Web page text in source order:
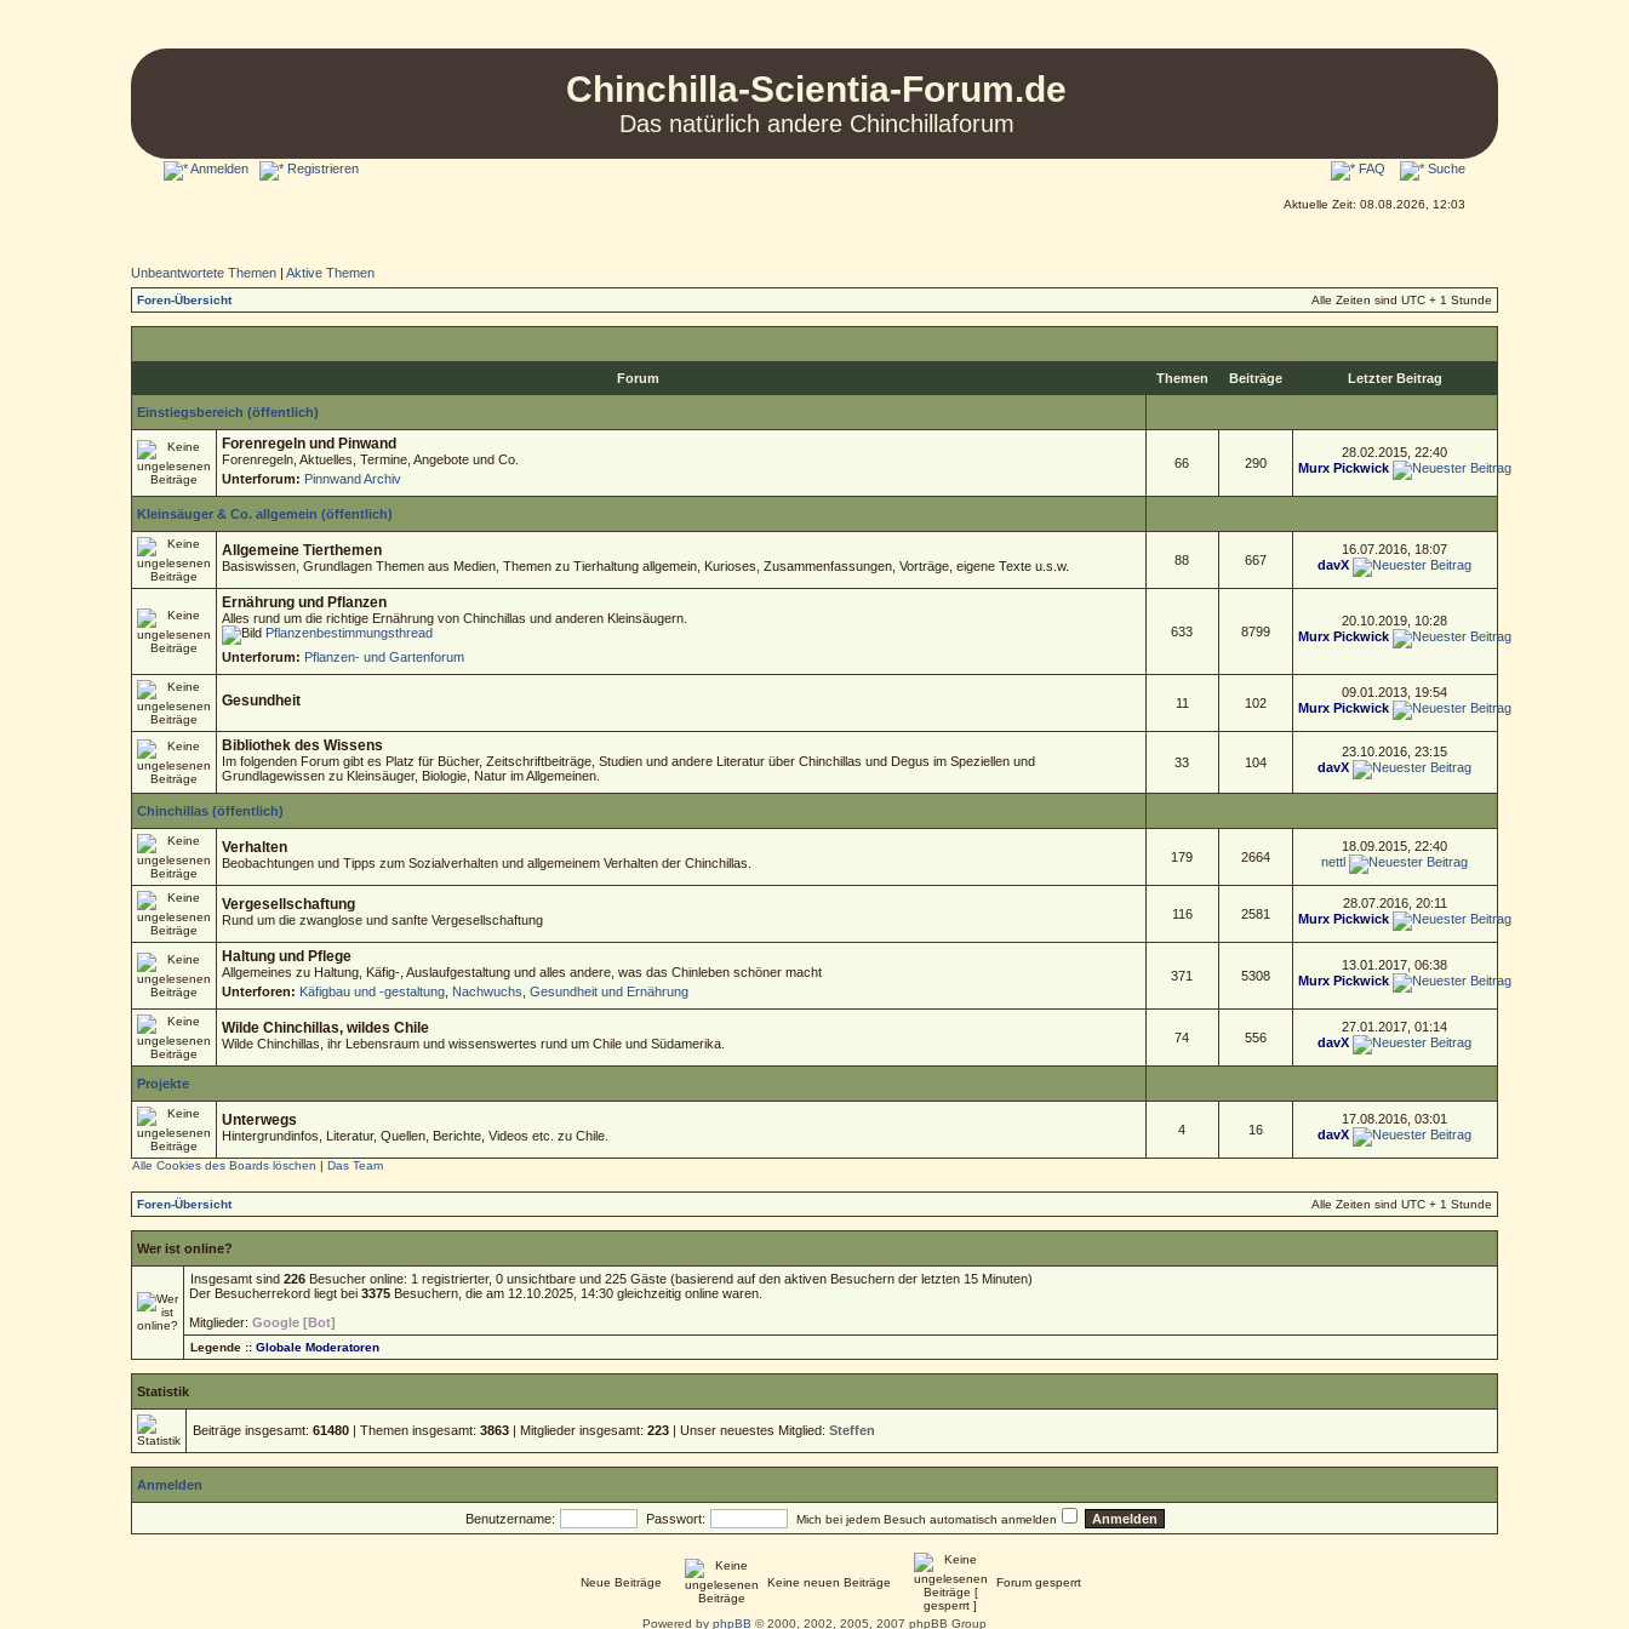
Chinchilla-Scientia-Forum.de
Das natürlich andere Chinchillaforum
Anmelden Registrieren FAQ Suche
Aktuelle Zeit: 08.08.2026, 12:03
Unbeantwortete Themen| Aktive Themen
Foren-Übersicht Alle Zeiten sind UTC + 1 Stunde
Forum Themen Beiträge Letzter Beitrag
Einstiegsbereich (öffentlich)
Forenregeln und Pinwand
Forenregeln, Aktuelles, Termine, Angebote und Co.
Unterforum: Pinnwand Archiv
66 290
28.02.2015, 22:40
Murx Pickwick
Kleinsäuger & Co. allgemein (öffentlich)
Allgemeine Tierthemen
Basiswissen, Grundlagen Themen aus Medien, Themen zu Tierhaltung allgemein, Kurioses, Zusammenfassungen, Vorträge, eigene Texte u.s.w. 88 667
16.07.2016, 18:07
davX
Ernährung und Pflanzen
Alles rund um die richtige Ernährung von Chinchillas und anderen Kleinsäugern.
Pflanzenbestimmungsthread
Unterforum: Pflanzen- und Gartenforum
633 8799
20.10.2019, 10:28
Murx Pickwick
Gesundheit 11 102
09.01.2013, 19:54
Murx Pickwick
Bibliothek des Wissens
Im folgenden Forum gibt es Platz für Bücher, Zeitschriftbeiträge, Studien und andere Literatur über Chinchillas und Degus im Speziellen und
Grundlagewissen zu Kleinsäuger, Biologie, Natur im Allgemeinen.
33 104
23.10.2016, 23:15
davX
Chinchillas (öffentlich)
Verhalten
Beobachtungen und Tipps zum Sozialverhalten und allgemeinem Verhalten der Chinchillas. 179 2664
18.09.2015, 22:40
nettl
Vergesellschaftung
Rund um die zwanglose und sanfte Vergesellschaftung 116 2581
28.07.2016, 20:11
Murx Pickwick
Haltung und Pflege
Allgemeines zu Haltung, Käfig-, Auslaufgestaltung und alles andere, was das Chinleben schöner macht
Unterforen: Käfigbau und -gestaltung, Nachwuchs Gesundheit und Ernährung
371 5308
13.01.2017, 06:38
Murx Pickwick
Wilde Chinchillas, wildes Chile
Wilde Chinchillas, ihr Lebensraum und wissenswertes rund um Chile und Südamerika. 74 556
27.01.2017, 01:14
davX
Projekte
Unterwegs
Hintergrundinfos, Literatur, Quellen, Berichte, Videos etc. zu Chile. 4 16
17.08.2016, 03:01
davX
Alle Cookies des Boards löschen | Das Team
Foren-Übersicht Alle Zeiten sind UTC + 1 Stunde
Wer ist online?
Insgesamt sind 226Besucher online: 1 registrierter, 0 unsichtbare und 225 Gäste (basierend auf den aktiven Besuchern der letzten 15 Minuten)
Der Besucherrekord liegt bei 3375Besuchern, die am 12.10.2025, 14:30 gleichzeitig online waren.
Mitglieder: Google [Bot]
Legende :: Globale Moderatoren
Statistik
Beiträge insgesamt: 61480| Themen insgesamt: 3863| Mitglieder insgesamt: 223| Unser neuestes Mitglied: Steffen
Anmelden
Benutzername: Passwort: Mich bei jedem Besuch automatisch anmelden
Neue Beiträge Keine neuen Beiträge Forum gesperrt
Powered by phpBB © 2000, 2002, 2005, 2007 phpBB Group